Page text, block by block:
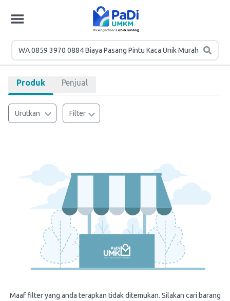
Produk Penjual
Urutkan Filter
Maaf filter yang anda terapkan tidak ditemukan. Silakan cari barang